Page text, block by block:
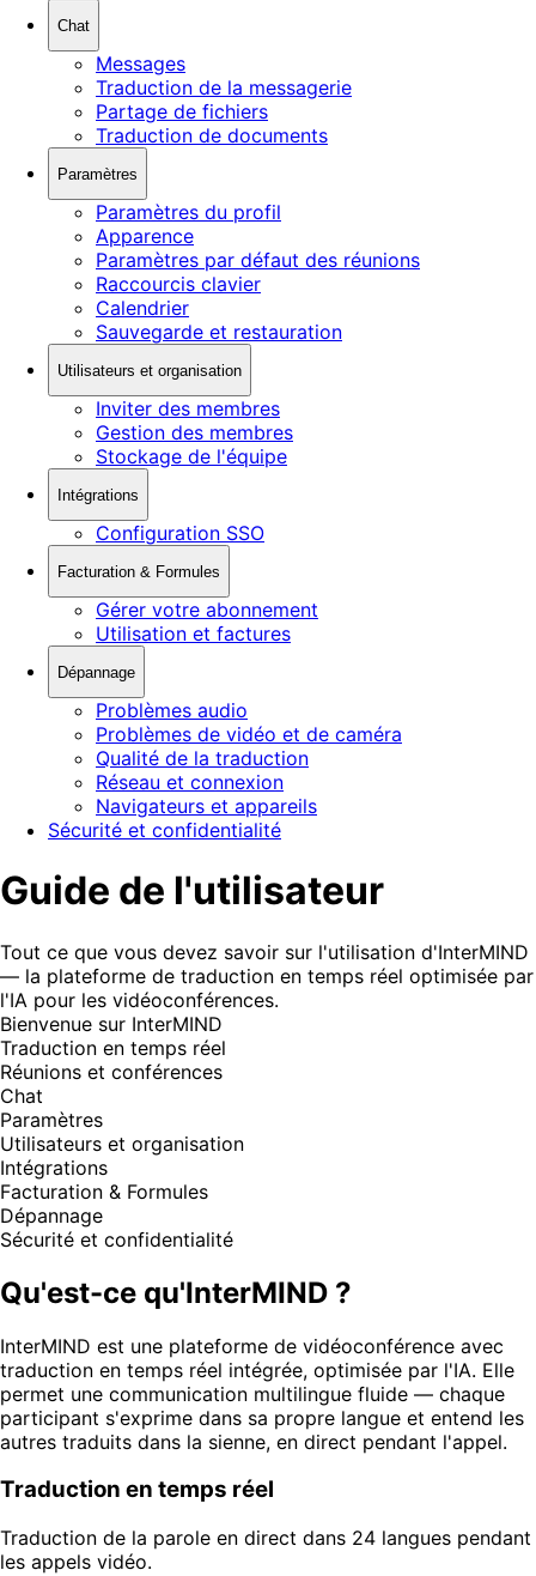
Chat
Messages
Traduction de la messagerie
Partage de fichiers
Traduction de documents
Paramètres
Paramètres du profil
Apparence
Paramètres par défaut des réunions
Raccourcis clavier
Calendrier
Sauvegarde et restauration
Utilisateurs et organisation
Inviter des membres
Gestion des membres
Stockage de l'équipe
Intégrations
Configuration SSO
Facturation & Formules
Gérer votre abonnement
Utilisation et factures
Dépannage
Problèmes audio
Problèmes de vidéo et de caméra
Qualité de la traduction
Réseau et connexion
Navigateurs et appareils
Sécurité et confidentialité
Guide de l'utilisateur
Tout ce que vous devez savoir sur l'utilisation d'InterMIND
— la plateforme de traduction en temps réel optimisée par
l'IA pour les vidéoconférences.
Bienvenue sur InterMIND
Traduction en temps réel
Réunions et conférences
Chat
Paramètres
Utilisateurs et organisation
Intégrations
Facturation & Formules
Dépannage
Sécurité et confidentialité
Qu'est-ce qu'InterMIND ?
InterMIND est une plateforme de vidéoconférence avec
traduction en temps réel intégrée, optimisée par l'IA. Elle
permet une communication multilingue fluide — chaque
participant s'exprime dans sa propre langue et entend les
autres traduits dans la sienne, en direct pendant l'appel.
Traduction en temps réel
Traduction de la parole en direct dans 24 langues pendant
les appels vidéo.